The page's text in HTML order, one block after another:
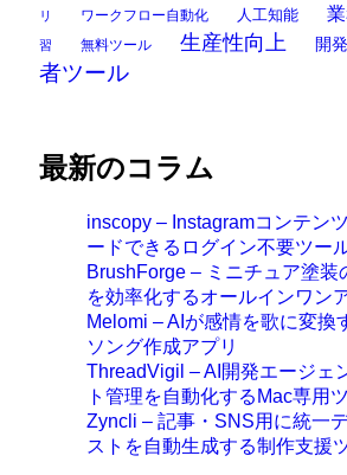
リ
ワークフロー自動化 人工知能
習 無料ツール 生産性向上 開
者ツール
最新のコラム
inscopy – Instagramコンテン
ードできるログイン不要ツー
BrushForge – ミニチュア塗装
を効率化するオールインワン
Melomi – AIが感情を歌に変換
ソング作成アプリ
ThreadVigil – AI開発エージェ
ト管理を自動化するMac専用
Zyncli – 記事・SNS用に統一
ストを自動生成する制作支援